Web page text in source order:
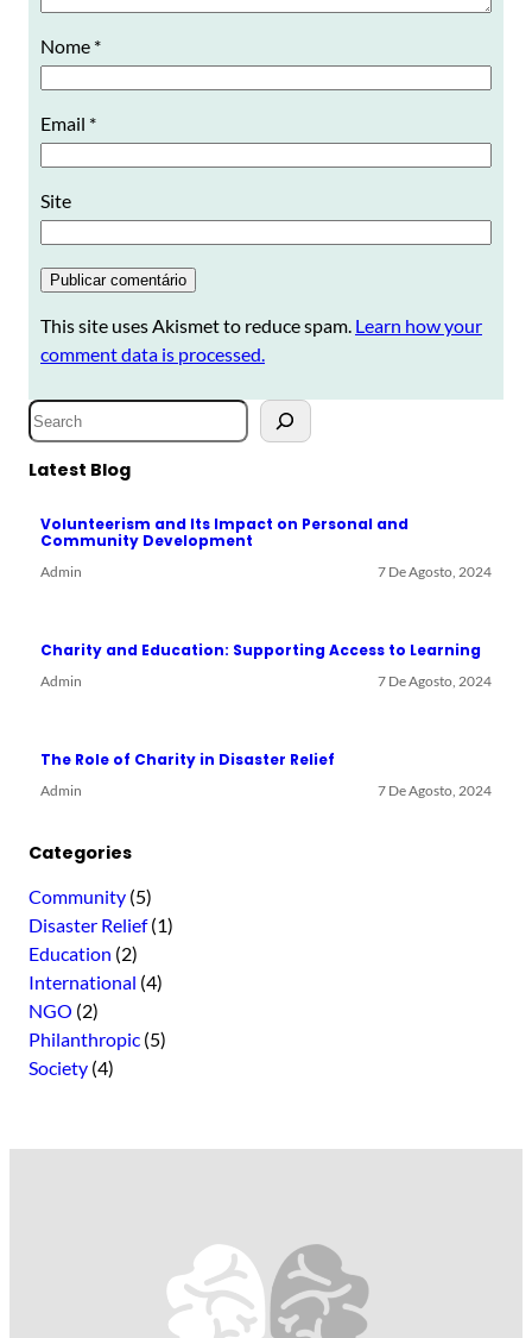
Nome *
Email *
Site
This site uses Akismet to reduce spam. Learn how your
comment data is processed.
S
e
a
Latest Blog
Volunteerism and Its Impact on Personal and
Community Development
Admin 7 De Agosto, 2024
Charity and Education: Supporting Access to Learning
Admin 7 De Agosto, 2024
The Role of Charity in Disaster Relief
Admin 7 De Agosto, 2024
Categories
Community (5)
Disaster Relief(1)
Education (2)
International (4)
NGO (2)
Philanthropic (5)
Society (4)